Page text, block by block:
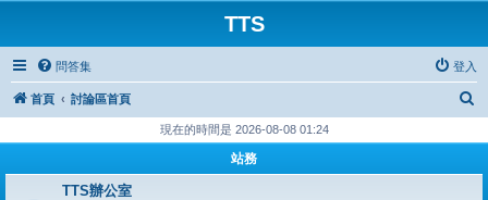
TTS
問答集 登入
首頁 討論區首頁
現在的時間是 2026-08-08 01:24
站務
TTS辦公室